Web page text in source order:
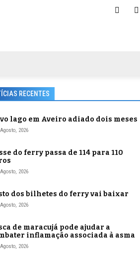
RECENTES
lago em Aveiro adiado dois meses
2026
do ferry passa de 114 para 110
2026
dos bilhetes do ferry vai baixar
2026
de maracujá pode ajudar a
inflamação associada à asma
2026